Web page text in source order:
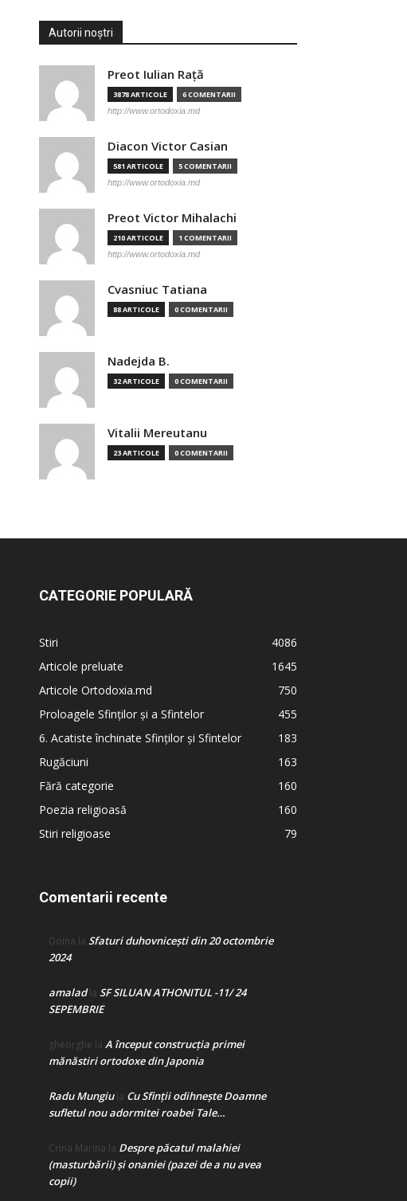
Autorii noștri
Preot Iulian Raţă
3878 ARTICOLE 6 COMENTARII
http://www.ortodoxia.md
Diacon Victor Casian
581 ARTICOLE 5 COMENTARII
http://www.ortodoxia.md
Preot Victor Mihalachi
210 ARTICOLE 1 COMENTARII
http://www.ortodoxia.md
Cvasniuc Tatiana
88 ARTICOLE 0 COMENTARII
Nadejda B.
32 ARTICOLE 0 COMENTARII
Vitalii Mereutanu
23 ARTICOLE 0 COMENTARII
CATEGORIE POPULARĂ
Stiri
4086
Articole preluate
1645
Articole Ortodoxia.md
750
Proloagele Sfinților și a Sfintelor
455
6. Acatiste închinate Sfinților și Sfintelor
183
Rugăciuni
163
Fără categorie
160
Poezia religioasă
160
Stiri religioase
79
Comentarii recente
Doina la Sfaturi duhovnicești din 20 octombrie
2024
amaladla SF SILUAN ATHONITUL -11/ 24
SEPEMBRIE
gheorghe la A început construcţia primei
mănăstiri ortodoxe din Japonia
Radu Mungiula Cu Sfinții odihnește Doamne
sufletul nou adormitei roabei Tale…
Crina Marina la Despre păcatul malahiei
(masturbării) şi onaniei (pazei de a nu avea
copii)